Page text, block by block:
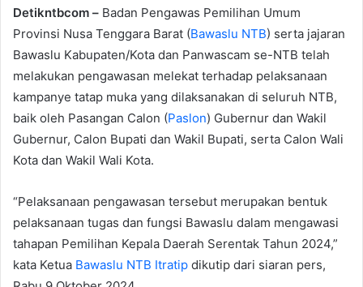
Detikntbcom – Badan Pengawas Pemilihan Umum
Provinsi Nusa Tenggara Barat (Bawaslu NTB) serta jajaran
Bawaslu Kabupaten/Kota dan Panwascam se-NTB telah
melakukan pengawasan melekat terhadap pelaksanaan
kampanye tatap muka yang dilaksanakan di seluruh NTB,
baik oleh Pasangan Calon (Paslon) Gubernur dan Wakil
Gubernur, Calon Bupati dan Wakil Bupati, serta Calon Wali
Kota dan Wakil Wali Kota.
“Pelaksanaan pengawasan tersebut merupakan bentuk
pelaksanaan tugas dan fungsi Bawaslu dalam mengawasi
tahapan Pemilihan Kepala Daerah Serentak Tahun 2024,”
kata Ketua Bawaslu NTB Itratip dikutip dari siaran pers,